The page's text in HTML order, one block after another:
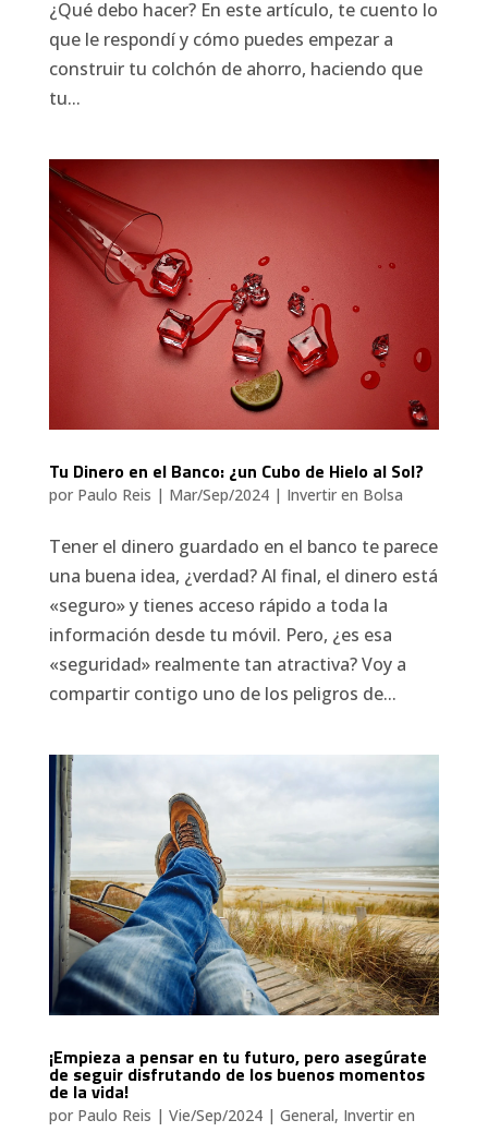
¿Qué debo hacer? En este artículo, te cuento lo
que le respondí y cómo puedes empezar a
construir tu colchón de ahorro, haciendo que
tu...
Tu Dinero en el Banco: ¿un Cubo de Hielo al Sol?
por Paulo Reis | Mar/Sep/2024| Invertir en Bolsa
Tener el dinero guardado en el banco te parece
una buena idea, ¿verdad? Al final, el dinero está
«seguro» y tienes acceso rápido a toda la
información desde tu móvil. Pero, ¿es esa
«seguridad» realmente tan atractiva? Voy a
compartir contigo uno de los peligros de...
¡Empieza a pensar en tu futuro, pero asegúrate
de seguir disfrutando de los buenos momentos
de la vida!
por Paulo Reis | Vie/Sep/2024| General, Invertir en